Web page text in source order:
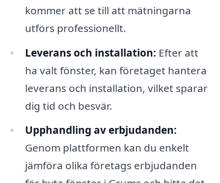
kommer att se till att mätningarna
utförs professionellt.
Leverans och installation: Efter att
ha valt fönster, kan företaget hantera
leverans och installation, vilket sparar
dig tid och besvär.
Upphandling av erbjudanden:
Genom plattformen kan du enkelt
jämföra olika företags erbjudanden